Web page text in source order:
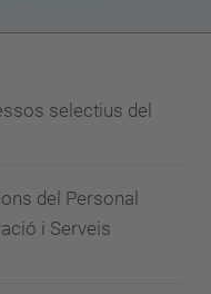
selectius del
del Personal
i Serveis